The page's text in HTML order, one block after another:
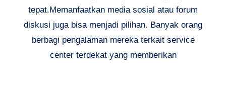
tepat.Memanfaatkan media sosial atau forum
diskusi juga bisa menjadi pilihan. Banyak orang
berbagi pengalaman mereka terkait service
center terdekat yang memberikan